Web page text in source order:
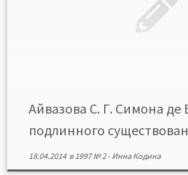
Айвазова С. Г. Симона де
подлинного
18.04.2014в1997 № 2- Инна Кодина